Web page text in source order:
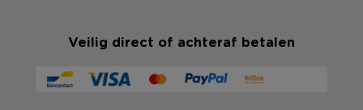
Veilig direct of achteraf betalen